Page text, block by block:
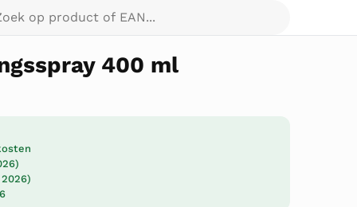
product of EAN...
400 ml